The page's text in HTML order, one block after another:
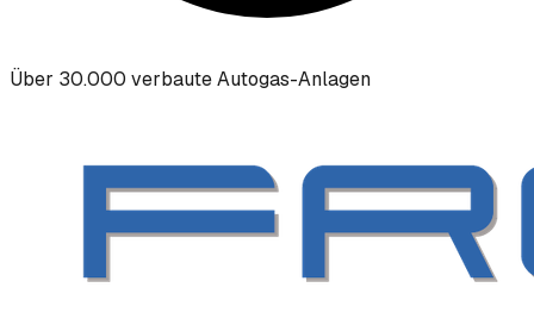
Über 30.000 verbaute Autogas-Anlagen